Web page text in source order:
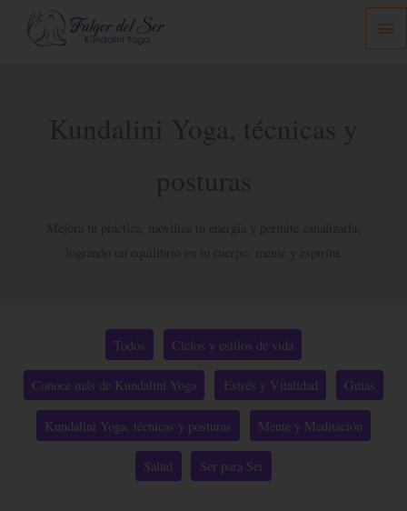
category
Todos Ciclos y estilos de vida
Conoce más de Kundalini Yoga Estrés y Vitalidad Guias
Kundalini Yoga, técnicas y posturas Mente y Meditación
Salud Ser para Ser